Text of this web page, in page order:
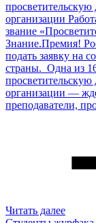
просветительскую
организации
звание
Знание.Премия!
подать заявку на
страны. Одна из
просветительскую
организации —
преподаватели,
Читать далее